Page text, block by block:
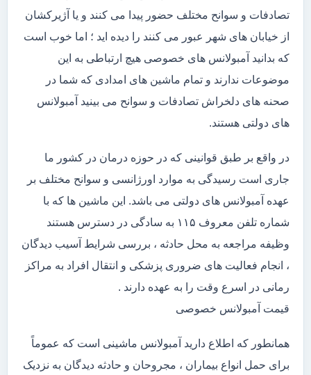
تصادفات و سوانح مختلف حضور پیدا می کنند و یا آژیرکشان
از خیابان های شهر عبور می کنند را دیده اید ؛ اما خوب است
که بدانید آمبولانس های خصوصی هیچ ارتباطی به این
موضوعات ندارند و تمام ماشین های امدادی که شما در
صحنه های دلخراش تصادفات و سوانح می بینید آمبولانس
های دولتی هستند.
در واقع بر طبق قوانینی که در حوزه درمان در کشور ما
جاری است رسیدگی به موارد اورژانسی و سوانح مختلف بر
عهده آمبولانس های دولتی می باشد. این ماشین ها که با
شماره تلفن معروف ۱۱۵ به سادگی در دسترس هستند
وظیفه مراجعه به محل حادثه ، بررسی شرایط آسیب دیدگان
، انجام فعالیت های ضروری پزشکی و انتقال افراد به مراکز
رمانی در اسرع وقت را به عهده دارند .
قیمت آمبولانس خصوصی
همانطور که اطلاع دارید آمبولانس ماشینی است که عموماً
برای حمل انواع بیماران ، مجروحان و حادثه دیدگان به نزدیک